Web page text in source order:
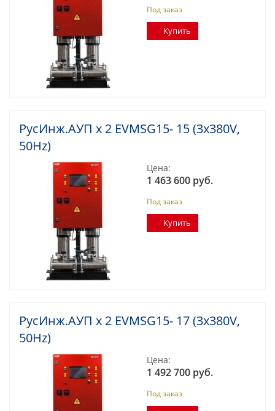
Под заказ
Купить
РусИнж.АУП х 2 EVMSG15- 15 (3x380V,
50Hz)
Цена:
1 463 600 руб.
Под заказ
Купить
РусИнж.АУП х 2 EVMSG15- 17 (3x380V,
50Hz)
Цена:
1 492 700 руб.
Под заказ